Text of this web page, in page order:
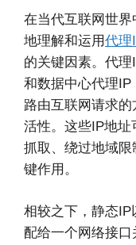
在当代互联网世
地理解和运用代理
的关键因素。代
和数据中心代理IP
路由互联网请求
活性。这些IP地
抓取、绕过地域
键作用。
相较之下，静态IP
配给一个网络接